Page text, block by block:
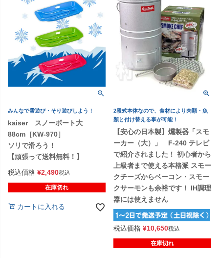
みんなで雪遊び・そり遊びしよう！
kaiser スノーボート大
88cm［KW-970］
ソリで滑ろう！
【頑張って送料無料！】
税込価格 ¥2,490税込
在庫切れ
カートに入れる
2段式本体なので、食材により肉類・魚
類と付け替える事が可能！
【安心の日本製】燻製器「スモ
ーカー（大）」 F-240 テレビ
で紹介されました！ 初心者から
上級者まで使える本格派 スモー
クチーズからベーコン・スモー
クサーモンも余裕です！ IH調理
器には使えません
税込価格 ¥10,650税込
在庫切れ